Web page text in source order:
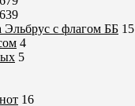
Эльбрус с флагом ББ 15
4
5
16